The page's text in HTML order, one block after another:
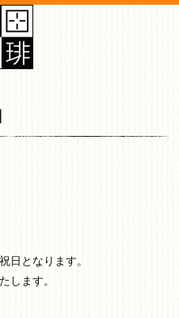
日となります。
します。